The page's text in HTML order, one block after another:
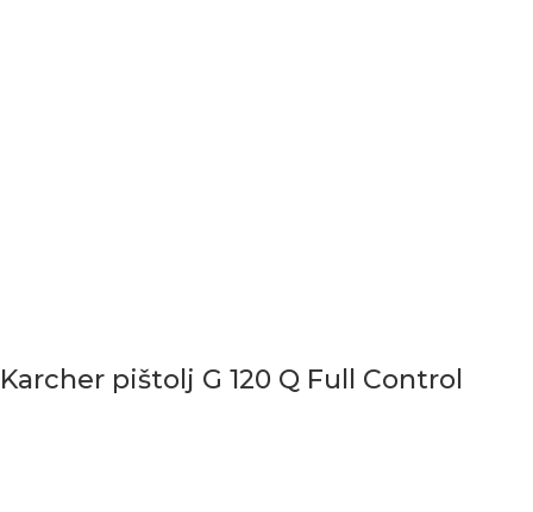
Karcher pištolj G 120 Q Full Control